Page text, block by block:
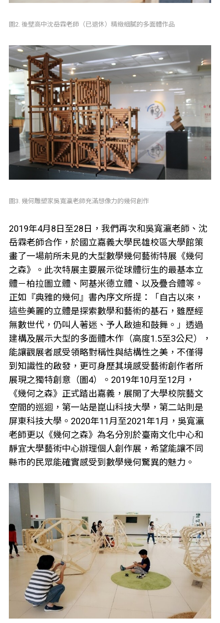
圖2. 後壁高中沈岳霖老師（已退休）精緻細膩的多面體作品
圖3. 幾何雕塑家吳寬瀛老師充滿想像力的幾何創作
2019年4月8日至28日，我們再次和吳寬瀛老師、沈
岳霖老師合作，於國立嘉義大學民雄校區大學館策
畫了一場前所未見的大型數學幾何藝術特展《幾何
之森》。此次特展主要展示從球體衍生的最基本立
體－柏拉圖立體、阿基米德立體、以及疊合體等。
正如『典雅的幾何』書內序文所提：「自古以來，
這些美麗的立體是探索數學和藝術的基石，雖歷經
無數世代，仍叫人著迷、予人啟迪和鼓舞。」透過
建構及展示大型的多面體木作（高度1.5至3公尺），
能讓觀展者感受領略對稱性與結構性之美，不僅得
到知識性的啟發，更可身歷其境感受藝術創作者所
展現之獨特創意（圖4）。2019年10月至12月，
《幾何之森》正式踏出嘉義，展開了大學校院藝文
空間的巡迴，第一站是崑山科技大學，第二站則是
屏東科技大學。2020年11月至2021年1月，吳寬瀛
老師更以《幾何之森》為名分別於臺南文化中心和
靜宜大學藝術中心辦理個人創作展，希望能讓不同
縣市的民眾能確實感受到數學幾何驚異的魅力。